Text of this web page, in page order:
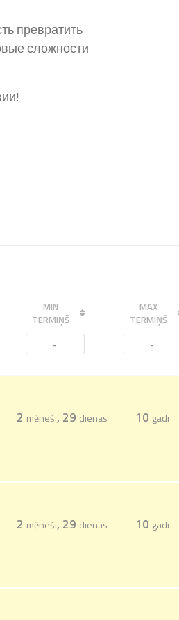
превратить
сложности
MIN
TERMIŅŠ
-
MAX
TERMIŅŠ
-
2 mēneši, 29 dienas 10 gadi
2 mēneši, 29 dienas 10 gadi